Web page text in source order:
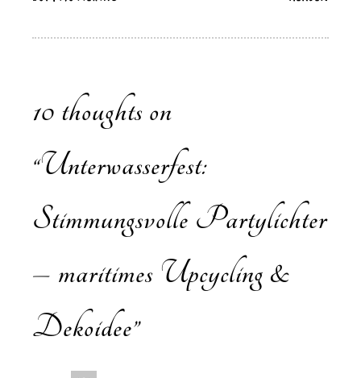
10 thoughts on
“Unterwasserfest:
Stimmungsvolle Partylichter
– maritimes Upcycling &
Dekoidee”